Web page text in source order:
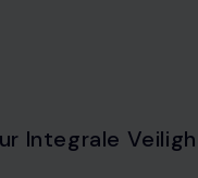
Integrale